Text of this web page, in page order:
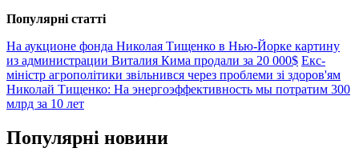
Популярнi статтi
На аукционе фонда Николая Тищенко в Нью-Йорке картину
из администрации Виталия Кима продали за 20 000$ Екс-
міністр агрополітики звільнився через проблеми зі здоров'ям
Николай Тищенко: На энергоэффективность мы потратим 300
млрд за 10 лет
Популярнi новини